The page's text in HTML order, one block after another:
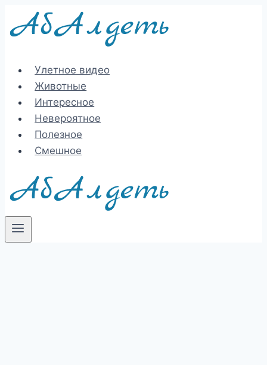
Перейти
Улетное видео
Животные
Интересное
Невероятное
Полезное
Смешное